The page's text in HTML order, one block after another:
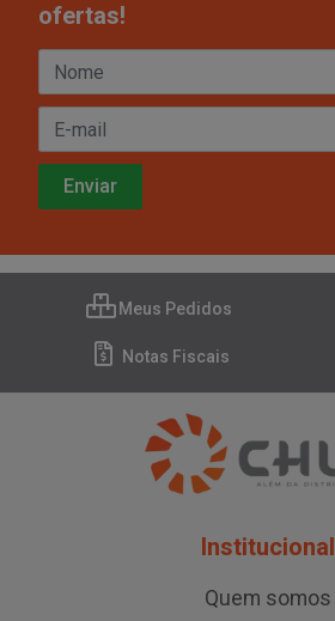
ofertas!
Meus Pedidos
Notas Fiscais
Institucional
Quem somos